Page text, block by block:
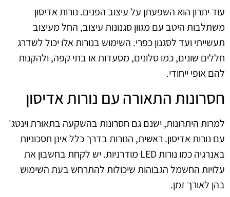
עוד יתרון הוא השפעתן על עיצוב הפנים. נורות אדיסון
משתלבות היטב עם מגוון סגנונות עיצוב, החל מעיצוב
תעשייתי ועד לסגנון כפרי. השימוש בנורות אלו יכול לשדרג
חללים שונים, כמו סלונים, מסעדות או בתי קפה, ולהקנות
להם אופי ייחודי.
חסרונות התאורה עם נורות אדיסון
למרות היתרונות, ישנם גם חסרונות בהשקעה בתאורת וינטג'
עם נורות אדיסון. ראשית, הנורות בדרך כלל אינן חסכוניות
באנרגיה כמו נורות LED מודרניות. יש לקחת בחשבון את
עלויות החשמל הגבוהות שיכולות להתרחש בעת השימוש
בהן לאורך זמן.